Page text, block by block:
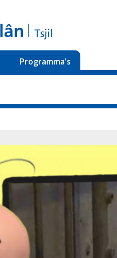
Programma's